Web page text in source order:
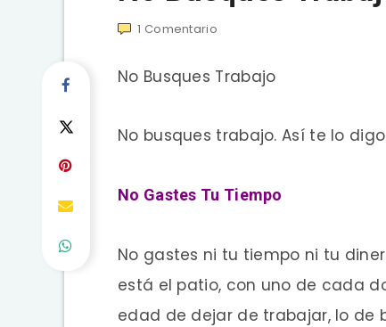
1 Comentario
No Busques Trabajo
No busques trabajo. Así te lo
No Gastes Tu Tiempo
No gastes ni tu tiempo ni tu
está el patio, con uno de cada
edad de dejar de trabajar, lo de